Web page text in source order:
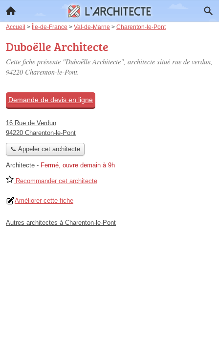
Accueil > Île-de-France > Val-de-Marne > Charenton-le-Pont
Duboëlle Architecte
Cette fiche présente "Duboëlle Architecte", architecte situé rue de verdun,
94220 Charenton-le-Pont.
Demande de devis en ligne
16 Rue de Verdun
94220 Charenton-le-Pont
📞 Appeler cet architecte
Architecte - Fermé, ouvre demain à 9h
Recommander cet architecte
Améliorer cette fiche
Autres architectes à Charenton-le-Pont